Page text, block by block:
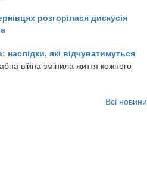
розгорілася дискусія
наслідки, які відчуватимуться
війна змінила життя кожного
Всі новини